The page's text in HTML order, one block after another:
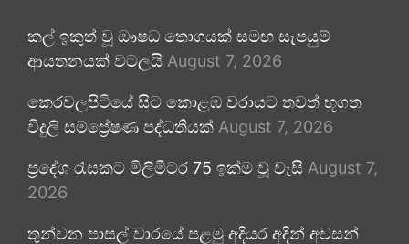
කල් ඉකුත් වූ ඖෂධ තොගයක් සමඟ සැපයුම්
ආයතනයක් වටලයි August 7, 2026
කෙරවලපිටියේ සිට කොළඹ වරායට තවත් භූගත
විදුලි සම්ප්‍රේෂණ පද්ධතියක් August 7, 2026
ප්‍රදේශ රැසකට මිලිමීටර 75 ඉක්ම වූ වැසි August 7,
2026
තුන්වන පාසල් වාරයේ පළමු අදියර අදින් අවසන්